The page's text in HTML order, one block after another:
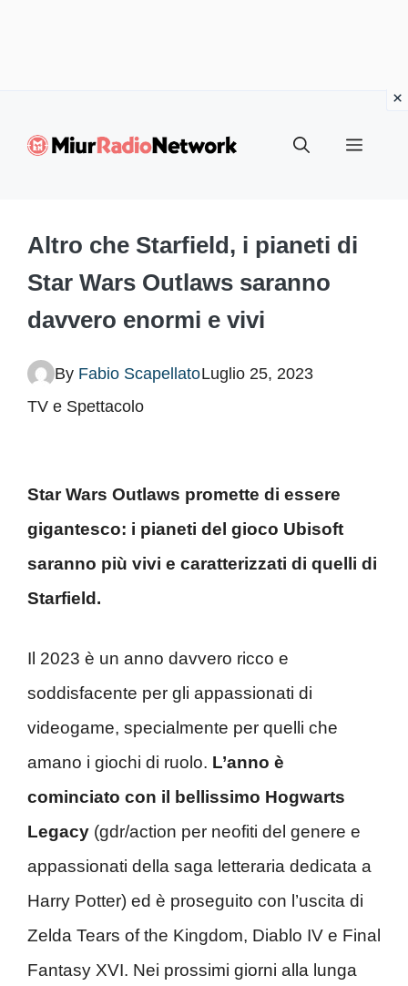
Menu
Altro che Starfield, i pianeti di
Star Wars Outlaws saranno
davvero enormi e vivi
By Fabio ScapellatoLuglio 25, 2023
TV e Spettacolo
Star Wars Outlaws promette di essere
gigantesco: i pianeti del gioco Ubisoft
saranno più vivi e caratterizzati di quelli di
Starfield.
Il 2023 è un anno davvero ricco e
soddisfacente per gli appassionati di
videogame, specialmente per quelli che
amano i giochi di ruolo. L’anno è
cominciato con il bellissimo Hogwarts
Legacy (gdr/action per neofiti del genere e
appassionati della saga letteraria dedicata a
Harry Potter) ed è proseguito con l’uscita di
Zelda Tears of the Kingdom, Diablo IV e Final
Fantasy XVI. Nei prossimi giorni alla lunga